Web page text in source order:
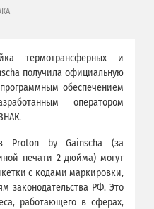
термотрансферных и
получила официальную
обеспечением
оператором
Proton by Gainscha (за
печати 2 дюйма) могут
с кодами маркировки,
законодательства РФ. Это
работающего в сферах,